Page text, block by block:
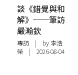
談《錯覺與和
解》──筆訪
嚴瀚欽
專訪 | by 李浩
榮 | 2026-08-04